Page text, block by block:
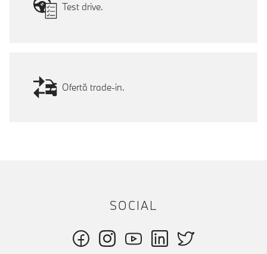
Test drive.
Ofertă trade-in.
SOCIAL